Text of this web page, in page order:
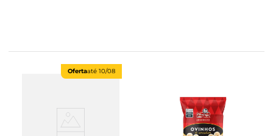
Ofertaaté 10/08